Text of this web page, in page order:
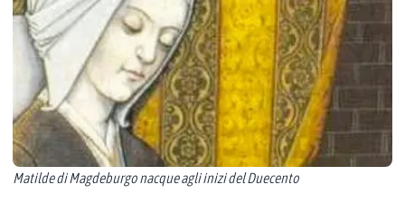
Matilde di Magdeburgo nacque agli inizi del Duecento